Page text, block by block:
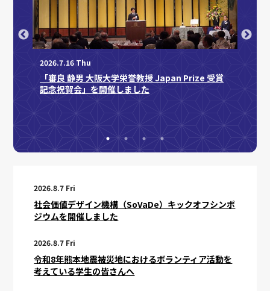
2026.7.16 Thu
「審良 静男 大阪大学栄誉教授 Japan Prize 受賞
記念祝賀会」を開催しました
され
2026.8.7 Fri
社会価値デザイン機構（SoVaDe）キックオフシンポ
ジウムを開催しました
2026.8.7 Fri
令和8年熊本地震被災地におけるボランティア活動を
考えている学生の皆さんへ